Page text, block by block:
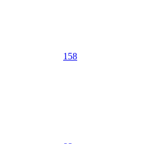
158